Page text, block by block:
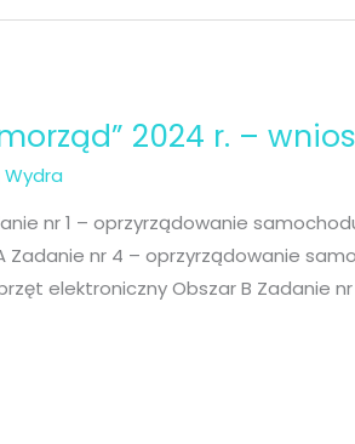
2024 r. –
nr 1 – oprzyrządowanie
Zadanie nr 4 – oprzyrządowanie
elektroniczny Obszar B Zadanie nr